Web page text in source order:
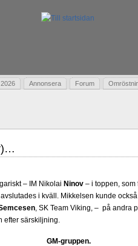
Annonsera Forum
– IM Nikolai Ninov– i toppen, som
i kväll. Mikkelsen kunde
, SK Team Viking, – på andra
efter särskiljning.
GM-gruppen.